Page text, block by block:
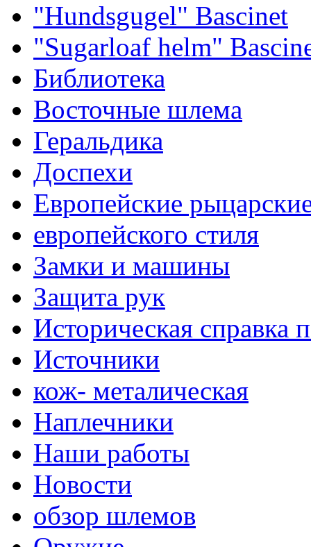
"Hundsgugel" Bascinet
"Sugarloaf helm"
Библиотека
Восточные шлема
Геральдика
Доспехи
Европейские
европейского стиля
Замки и машины
Защита рук
Историческая справка
Источники
кож- металическая
Наплечники
Наши работы
Новости
обзор шлемов